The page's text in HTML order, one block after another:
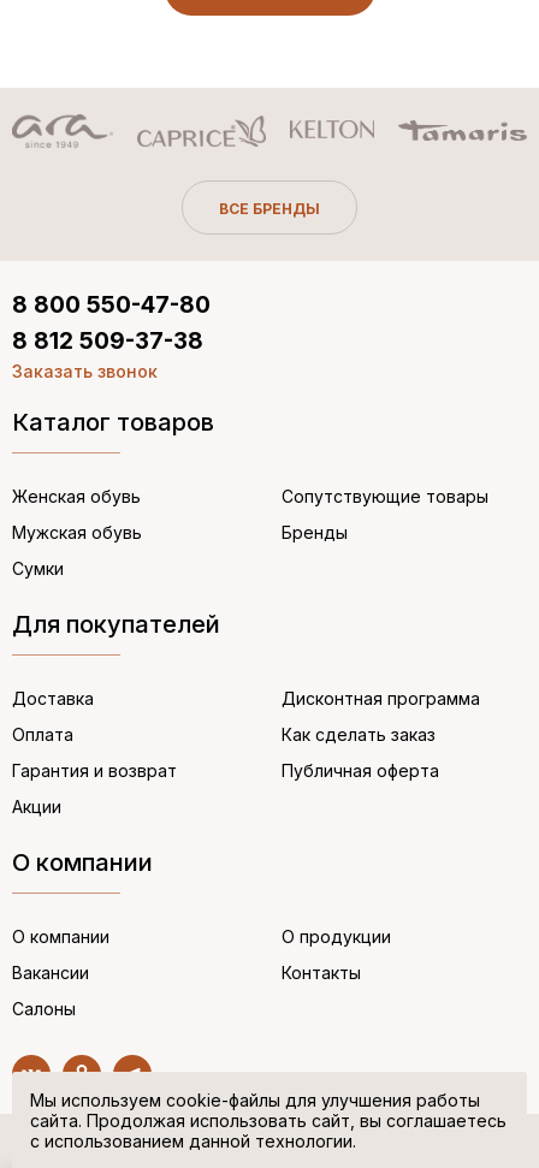
ВСЕ БРЕНДЫ
Каталог товаров
Женская обувь
Мужская обувь
Сумки
Сопутствующие товары
Бренды
Для покупателей
Доставка
Оплата
Гарантия и возврат
Акции
Дисконтная программа
Как сделать заказ
Публичная оферта
О компании
О компании
Вакансии
Салоны
О продукции
Контакты
8 800 550-47-80
8 812 509-37-38
Заказать звонок
© “НЕМЕЦКАЯ ОБУВЬ” 2017. Все права защищены.
Мы используем cookie-файлы для улучшения работы
сайта. Продолжая использовать сайт, вы соглашаетесь
с использованием данной технологии.